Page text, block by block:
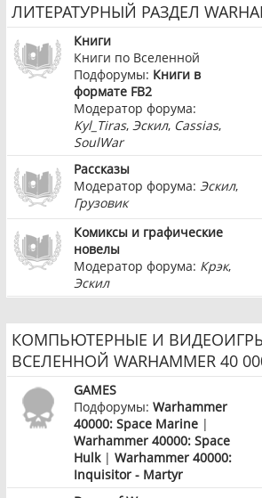
ЛИТЕРАТУРНЫЙ РАЗДЕЛ
Книги
Книги по Вселенной
Подфорумы: Книги в
формате FB2
Модератор форума:
Kyl_Tiras, Эскил, Cassias,
SoulWar
Рассказы
Модератор форума: Эскил,
Грузовик
Комиксы и графические
новелы
Модератор форума: Крэк,
Эскил
КОМПЬЮТЕРНЫЕ И
ВСЕЛЕННОЙ WARHAMMER 40
GAMES
Подфорумы: Warhammer
40000: Space Marine|
Warhammer 40000: Space
Hulk| Warhammer 40000:
Inquisitor - Martyr